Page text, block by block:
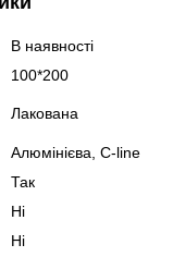
В наявності
100*200
Лакована
Алюмінієва, C-line
Так
Ні
Ні